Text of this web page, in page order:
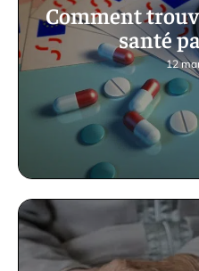
Comment
santé
12